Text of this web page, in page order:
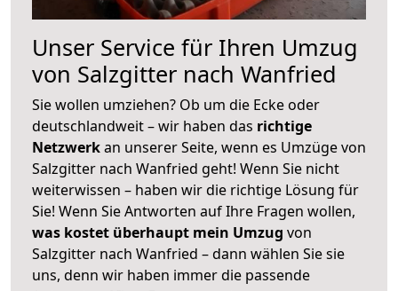
Unser Service für Ihren Umzug
von Salzgitter nach Wanfried
Sie wollen umziehen? Ob um die Ecke oder
deutschlandweit – wir haben das richtige
Netzwerkan unserer Seite, wenn es Umzüge von
Salzgitter nach Wanfried geht! Wenn Sie nicht
weiterwissen – haben wir die richtige Lösung für
Sie! Wenn Sie Antworten auf Ihre Fragen wollen,
was kostet überhaupt mein Umzug von
Salzgitter nach Wanfried – dann wählen Sie sie
uns, denn wir haben immer die passende